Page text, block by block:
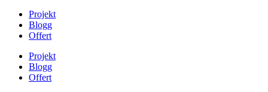
Projekt
Blogg
Offert
Projekt
Blogg
Offert